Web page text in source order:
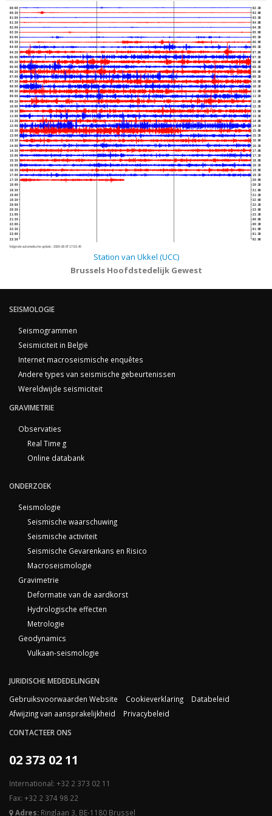
00:00
00:30
01:00
01:30
02:00
02:30
03:00
03:30
04:00
04:30
05:00
05:30
06:00
06:30
07:00
07:30
08:00
08:30
09:00
09:30
10:00
10:30
11:00
11:30
12:00
12:30
13:00
13:30
14:00
14:30
15:00
15:30
16:00
16:30
17:00
17:30
18:00
18:30
19:00
19:30
20:00
20:30
21:00
21:30
22:00
22:30
23:00
23:30
02:30
03:00
03:30
04:00
04:30
05:00
05:30
06:00
06:30
07:00
07:30
08:00
08:30
09:00
09:30
10:00
10:30
11:00
11:30
12:00
12:30
13:00
13:30
14:00
14:30
15:00
15:30
16:00
16:30
17:00
17:30
18:00
18:30
19:00
19:30
20:00
20:30
21:00
21:30
22:00
22:30
23:00
23:30
00:00
00:30
01:00
01:30
02:00
Volgende automatische update : 2026-08-07 17:53:40
Station van Ukkel (UCC)
Brussels Hoofdstedelijk Gewest
SEISMOLOGIE
Seismogrammen
Seismiciteit in België
Internet macroseismische enquêtes
Andere types van seismische gebeurtenissen
Wereldwijde seismiciteit
GRAVIMETRIE
Observaties
Real Time g
Online databank
ONDERZOEK
Seismologie
Seismische waarschuwing
Seismische activiteit
Seismische Gevarenkans en Risico
Macroseismologie
Gravimetrie
Deformatie van de aardkorst
Hydrologische effecten
Metrologie
Geodynamics
Vulkaan-seismologie
JURIDISCHE MEDEDELINGEN
Gebruiksvoorwaarden Website
Cookieverklaring
Databeleid
Afwijzing van aansprakelijkheid
Privacybeleid
CONTACTEER ONS
02 373 02 11
International: +32 2 373 02 11
Fax: +32 2 374 98 22
Adres: Ringlaan 3, BE-1180 Brussel